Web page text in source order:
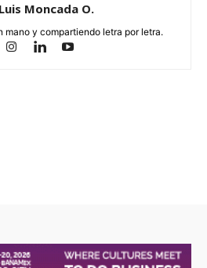
Moncada O.
mano y compartiendo letra por letra.